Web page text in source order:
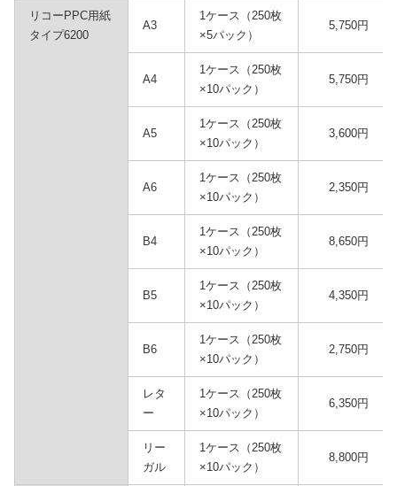
リコーPPC用紙
タイプ6200
A3
1ケース（250枚
×5パック）
5,750円
A4
1ケース（250枚
×10パック）
5,750円
A5
1ケース（250枚
×10パック）
3,600円
A6
1ケース（250枚
×10パック）
2,350円
B4
1ケース（250枚
×10パック）
8,650円
B5
1ケース（250枚
×10パック）
4,350円
B6
1ケース（250枚
×10パック）
2,750円
レタ
ー
1ケース（250枚
×10パック）
6,350円
リー
ガル
1ケース（250枚
×10パック）
8,800円